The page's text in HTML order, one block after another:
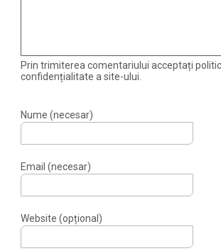
Prin trimiterea comentariului acceptați
confidențialitate a site-ului.
Nume (necesar)
Email (necesar)
Website (opțional)